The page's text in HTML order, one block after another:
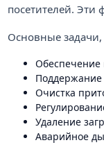
посетителей.
Основные
Обеспечение
Поддержание
Очистка
Удаление
Аварийное